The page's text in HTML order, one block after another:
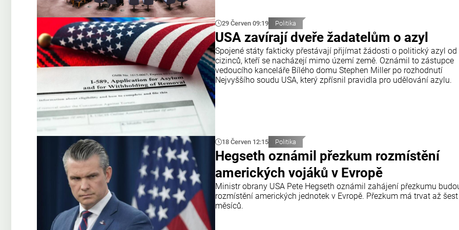
29 Červen 09:19 Politika
USA zavírají dveře žadatelům o azyl
Spojené státy fakticky přestávají přijímat žádosti o politický azyl od
cizinců, kteří se nacházejí mimo území země. Oznámil to zástupce
vedoucího kanceláře Bílého domu Stephen Miller po rozhodnutí
Nejvyššího soudu USA, který zpřísnil pravidla pro udělování azylu.
18 Červen 12:15 Politika
Hegseth oznámil přezkum rozmístění
amerických vojáků v Evropě
Ministr obrany USA Pete Hegseth oznámil zahájení přezkumu
rozmístění amerických jednotek v Evropě. Přezkum má trvat až šest
měsíců.